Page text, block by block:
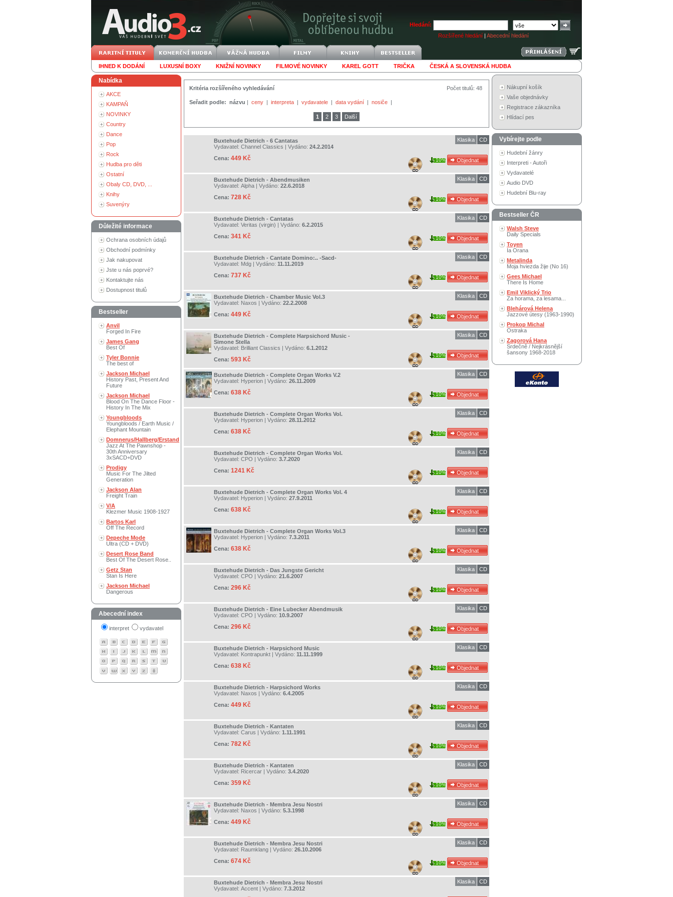
Hledání:
Rozšířené hledání | Abecední hledání
IHNED K DODÁNÍ LUXUSNÍ BOXY KNIŽNÍ NOVINKY FILMOVÉ NOVINKY KAREL GOTT TRIČKA ČESKÁ A SLOVENSKÁ HUDBA
Nabídka
AKCE
KAMPAŇ
NOVINKY
Country
Dance
Pop
Rock
Hudba pro děti
Ostatní
Obaly CD, DVD, ...
Knihy
Suvenýry
Důležité informace
Ochrana osobních údajů
Obchodní podmínky
Jak nakupovat
Jste u nás poprvé?
Kontaktujte nás
Dostupnost titulů
Bestseller
Anvil
Forged In Fire
James Gang
Best Of
Tyler Bonnie
The best of
Jackson Michael
History Past, Present And
Future
Jackson Michael
Blood On The Dance Floor -
History In The Mix
Youngbloods
Youngbloods / Earth Music /
Elephant Mountain
Domnerus/Hallberg/Erstand
Jazz At The Pawnshop -
30th Anniversary
3xSACD+DVD
Prodigy
Music For The Jilted
Generation
Jackson Alan
Freight Train
V/A
Klezmer Music 1908-1927
Bartos Karl
Off The Record
Depeche Mode
Ultra (CD + DVD)
Desert Rose Band
Best Of The Desert Rose..
Getz Stan
Stan Is Here
Jackson Michael
Dangerous
Abecední index
interpret vydavatel
Počet titulů: 48
Kritéria rozšířeného vyhledávání
Seřadit podle: názvu | ceny | interpreta | vydavatele | data vydání | nosiče |
1 2 3 Další
Buxtehude Dietrich - 6 Cantatas
Vydavatel: Channel Classics | Vydáno: 24.2.2014
Cena: 449 Kč
CD
Klasika
10%
Buxtehude Dietrich - Abendmusiken
Vydavatel: Alpha | Vydáno: 22.6.2018
Cena: 728 Kč
CD
Klasika
10%
Buxtehude Dietrich - Cantatas
Vydavatel: Veritas (virgin) | Vydáno: 6.2.2015
Cena: 341 Kč
CD
Klasika
10%
Buxtehude Dietrich - Cantate Domino:.. -Sacd-
Vydavatel: Mdg | Vydáno: 11.11.2019
Cena: 737 Kč
CD
Klasika
10%
Buxtehude Dietrich - Chamber Music Vol.3
Vydavatel: Naxos | Vydáno: 22.2.2008
Cena: 449 Kč
CD
Klasika
10%
Buxtehude Dietrich - Complete Harpsichord Music -
Simone Stella
Vydavatel: Brilliant Classics | Vydáno: 6.1.2012
Cena: 593 Kč
CD
Klasika
10%
Buxtehude Dietrich - Complete Organ Works V.2
Vydavatel: Hyperion | Vydáno: 26.11.2009
Cena: 638 Kč
CD
Klasika
10%
Buxtehude Dietrich - Complete Organ Works Vol.
Vydavatel: Hyperion | Vydáno: 28.11.2012
Cena: 638 Kč
CD
Klasika
10%
Buxtehude Dietrich - Complete Organ Works Vol.
Vydavatel: CPO | Vydáno: 3.7.2020
Cena: 1241 Kč
CD
Klasika
10%
Buxtehude Dietrich - Complete Organ Works Vol. 4
Vydavatel: Hyperion | Vydáno: 27.9.2011
Cena: 638 Kč
CD
Klasika
10%
Buxtehude Dietrich - Complete Organ Works Vol.3
Vydavatel: Hyperion | Vydáno: 7.3.2011
Cena: 638 Kč
CD
Klasika
10%
Buxtehude Dietrich - Das Jungste Gericht
Vydavatel: CPO | Vydáno: 21.6.2007
Cena: 296 Kč
CD
Klasika
10%
Buxtehude Dietrich - Eine Lubecker Abendmusik
Vydavatel: CPO | Vydáno: 10.9.2007
Cena: 296 Kč
CD
Klasika
10%
Buxtehude Dietrich - Harpsichord Music
Vydavatel: Kontrapunkt | Vydáno: 11.11.1999
Cena: 638 Kč
CD
Klasika
10%
Buxtehude Dietrich - Harpsichord Works
Vydavatel: Naxos | Vydáno: 6.4.2005
Cena: 449 Kč
CD
Klasika
10%
Buxtehude Dietrich - Kantaten
Vydavatel: Carus | Vydáno: 1.11.1991
Cena: 782 Kč
CD
Klasika
10%
Buxtehude Dietrich - Kantaten
Vydavatel: Ricercar | Vydáno: 3.4.2020
Cena: 359 Kč
CD
Klasika
10%
Buxtehude Dietrich - Membra Jesu Nostri
Vydavatel: Naxos | Vydáno: 5.3.1998
Cena: 449 Kč
CD
Klasika
10%
Buxtehude Dietrich - Membra Jesu Nostri
Vydavatel: Raumklang | Vydáno: 26.10.2006
Cena: 674 Kč
CD
Klasika
10%
Buxtehude Dietrich - Membra Jesu Nostri
Vydavatel: Accent | Vydáno: 7.3.2012
CD
Klasika
Nákupní košík
Vaše objednávky
Registrace zákazníka
Hlídací pes
Vybírejte podle
Hudební žánry
Interpreti - Autoři
Vydavatelé
Audio DVD
Hudební Blu-ray
Bestseller ČR
Walsh Steve
Daily Specials
Toyen
Ia Orana
Metalinda
Moja hviezda žije (No 16)
Gees Michael
There Is Home
Emil Viklický Trio
Za horama, za lesama...
Blehárová Helena
Jazzové útesy (1963-1990)
Prokop Michal
Ostraka
Zagorová Hana
Srdečně / Nejkrásnější
šansony 1968-2018